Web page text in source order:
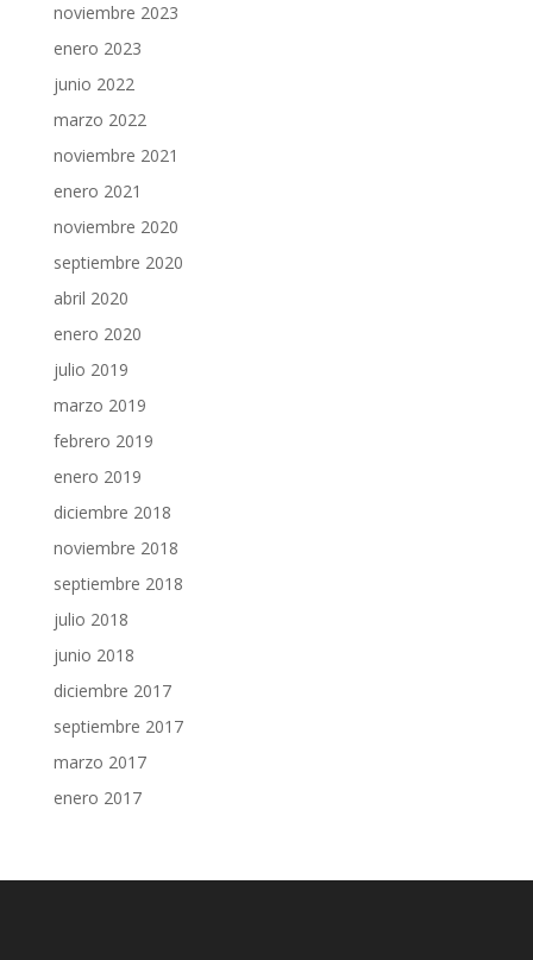
noviembre 2023
enero 2023
junio 2022
marzo 2022
noviembre 2021
enero 2021
noviembre 2020
septiembre 2020
abril 2020
enero 2020
julio 2019
marzo 2019
febrero 2019
enero 2019
diciembre 2018
noviembre 2018
septiembre 2018
julio 2018
junio 2018
diciembre 2017
septiembre 2017
marzo 2017
enero 2017